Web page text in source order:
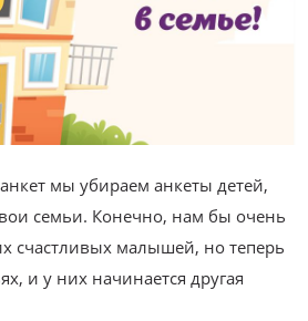
мы убираем анкеты детей,
семьи. Конечно, нам бы очень
счастливых малышей, но теперь
и у них начинается другая